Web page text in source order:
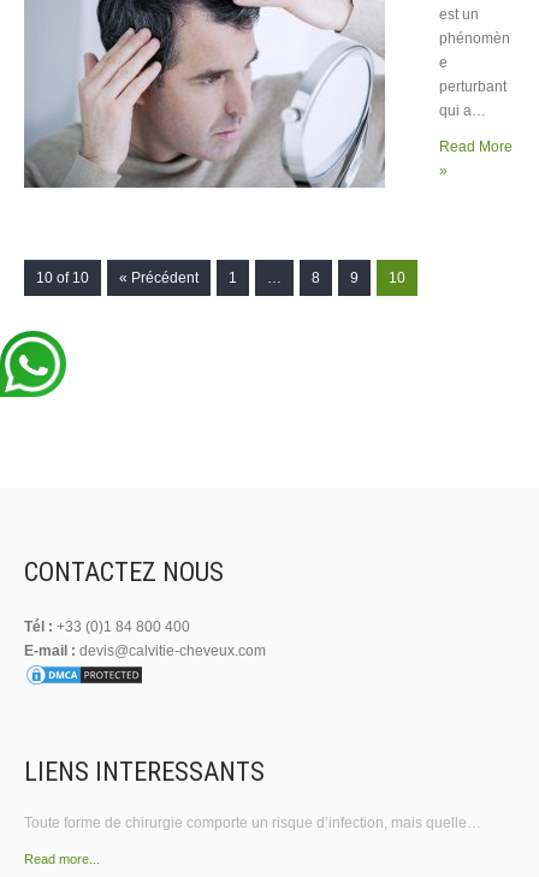
est un
phénomèn
e
perturbant
qui a…
Read More
»
10 of 10 « Précédent 1 … 8 9 10
CONTACTEZ NOUS
Tél : +33 (0)1 84 800 400
E-mail : devis@calvitie-cheveux.com
LIENS INTERESSANTS
Toute forme de chirurgie comporte un risque d’infection, mais quelle…
Read more...